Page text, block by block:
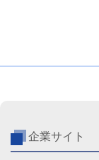
企業サイト